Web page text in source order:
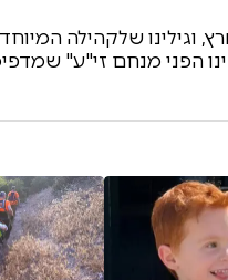
וגילינו שלקהילה
הפני מנחם זי"ע"